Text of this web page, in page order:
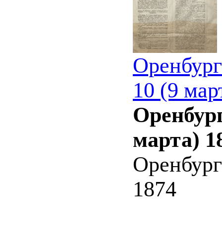
10 (9
марта)
1874